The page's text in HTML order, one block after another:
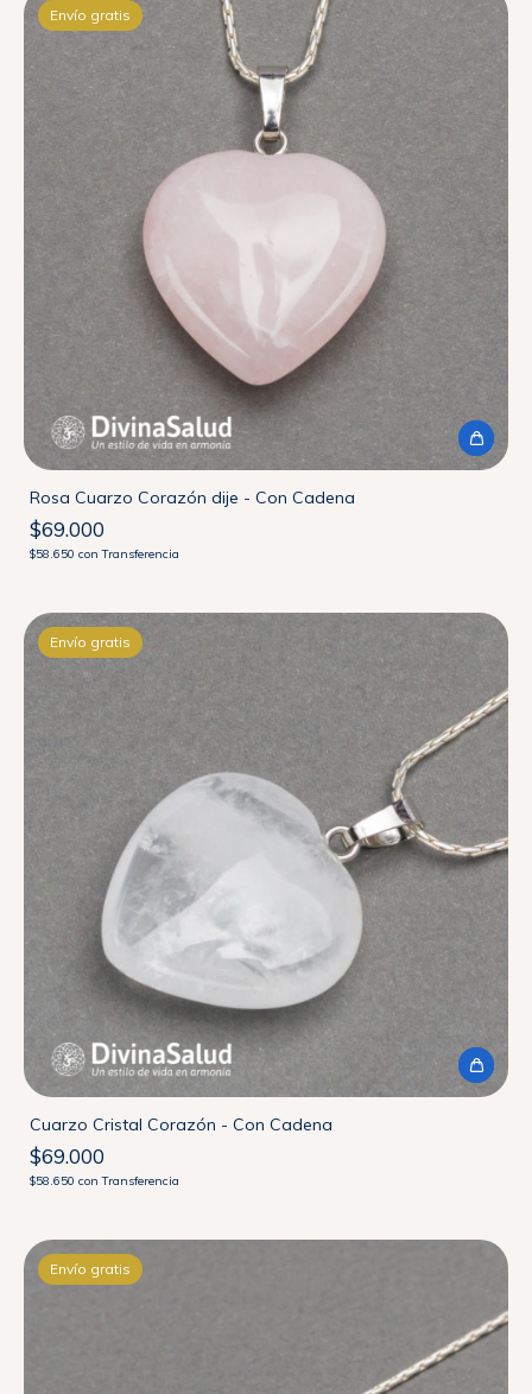
Envío gratis
Rosa Cuarzo Corazón dije - Con Cadena
$69.000
$58.650 con Transferencia
Envío gratis
Cuarzo Cristal Corazón - Con Cadena
$69.000
$58.650 con Transferencia
Envío gratis